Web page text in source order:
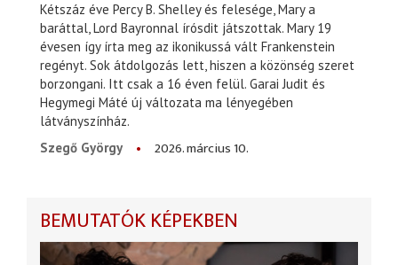
Kétszáz éve Percy B. Shelley és felesége, Mary a
baráttal, Lord Bayronnal írósdit játszottak. Mary 19
évesen így írta meg az ikonikussá vált Frankenstein
regényt. Sok átdolgozás lett, hiszen a közönség szeret
borzongani. Itt csak a 16 éven felül. Garai Judit és
Hegymegi Máté új változata ma lényegében
látványszínház.
Szegő György
2026. március 10.
BEMUTATÓK KÉPEKBEN